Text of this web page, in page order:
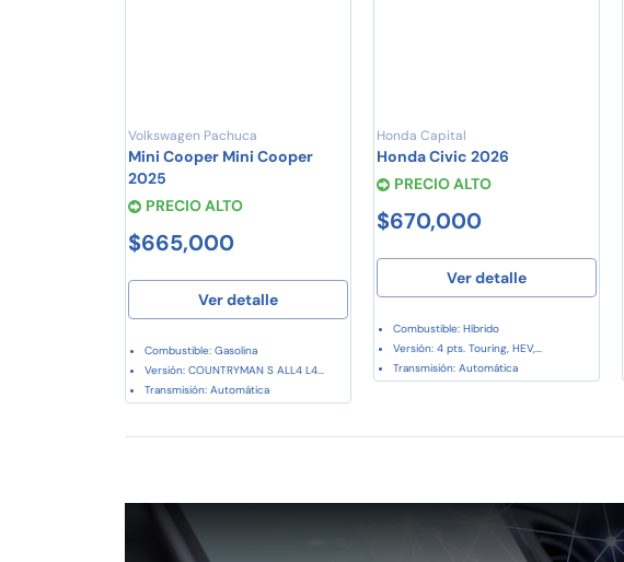
Volkswagen Pachuca
Mini Cooper Mini Cooper
2025
PRECIO ALTO
$665,000
Ver detalle
Combustible: Gasolina
Versión: COUNTRYMAN S ALL4 L4...
Transmisión: Automática
Honda Capital
Honda Civic 2026
PRECIO ALTO
$670,000
Ver detalle
Combustible: Híbrido
Versión: 4 pts. Touring, HEV,...
Transmisión: Automática